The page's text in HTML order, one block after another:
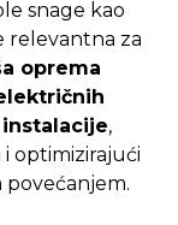
snage kao
relevantna za
oprema
,
optimizirajući